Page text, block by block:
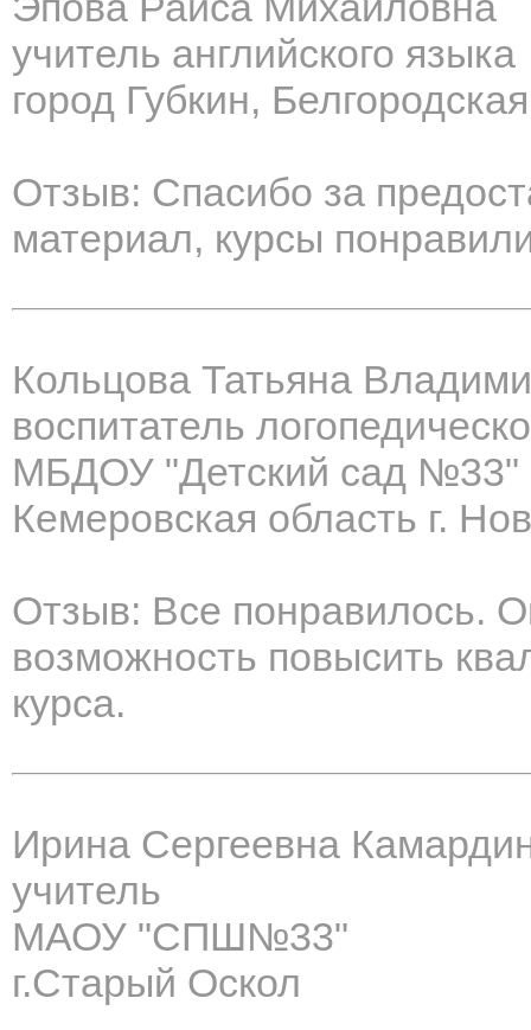
учитель английского языка
город Губкин,
Отзыв: Спасибо за
материал, курсы
Кольцова Татьяна
воспитатель
МБДОУ "Детский сад №33"
Кемеровская область г.
Отзыв: Все понравилось.
возможность повысить
курса.
Ирина Сергеевна
учитель
МАОУ "СПШ№33"
г.Старый Оскол